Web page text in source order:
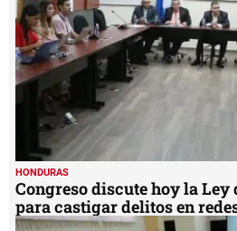
HONDURAS
Congreso discute hoy la Ley
para castigar delitos en